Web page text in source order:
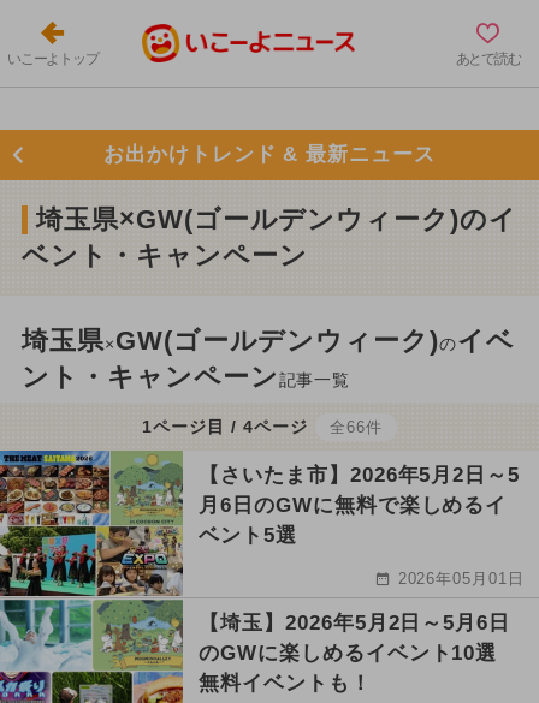
いこーよトップ あとで読む
お出かけトレンド & 最新ニュース
埼玉県×GW(ゴールデンウィーク)のイ
ベント・キャンペーン
埼玉県×GW(ゴールデンウィーク)のイベ
ント・キャンペーン記事一覧
1ページ目 / 4ページ 全66件
【さいたま市】2026年5月2日～5
月6日のGWに無料で楽しめるイ
ベント5選
2026年05月01日
【埼玉】2026年5月2日～5月6日
のGWに楽しめるイベント10選
無料イベントも！